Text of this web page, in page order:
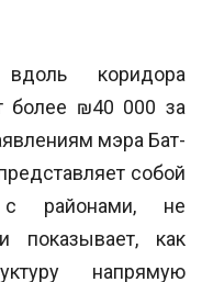
коридора
более ₪40 000 за
мэра Бат-
собой
районами, не
как
напрямую